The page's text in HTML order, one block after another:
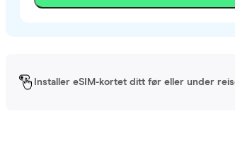
Installer eSIM-kortet ditt før eller under